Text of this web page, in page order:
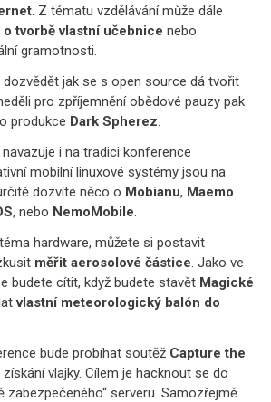
. Z tématu vzdělávání může dále
o tvorbě vlastní učebnice nebo
gramotnosti.
jak se s open source dá tvořit
pro zpříjemnění obědové pauzy pak
produkce Dark Spherez.
i na tradici konference
mobilní linuxové systémy jsou na
dozvíte něco o Mobianu, Maemo
, nebo NemoMobile.
hardware, můžete si postavit
měřit aerosolové částice. Jako ve
budete cítit, když budete stavět Magické
vlastní meteorologický balón do
bude probíhat soutěž Capture the
vlajky. Cílem je hacknout se do
zabezpečeného“ serveru. Samozřejmě